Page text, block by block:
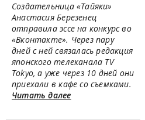
Создательница «Тайяки»
Анастасия Березенец
отправила эссе на конкурс во
«Вконтакте». Через пару
дней с ней связалась редакция
японского телеканала TV
Tokyo, а уже через 10 дней они
приехали в кафе со съемками.
Читать далее